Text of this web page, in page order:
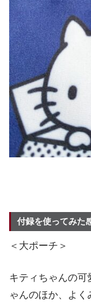
付録を使ってみた
＜大ポーチ＞
キティちゃんの可
ゃんのほか、よ